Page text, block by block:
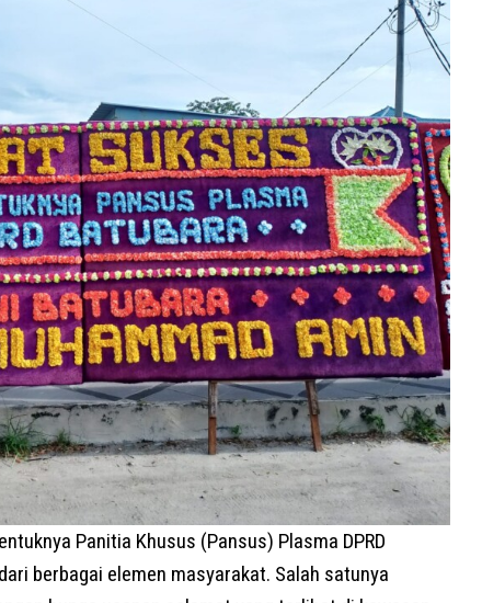
Panitia Khusus (Pansus) Plasma DPRD
berbagai elemen masyarakat. Salah satunya